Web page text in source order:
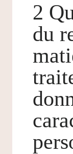
2
du